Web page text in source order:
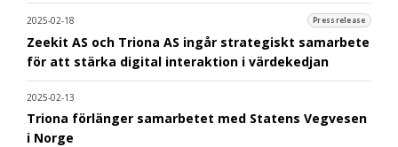
2025-02-18 Pressrelease
Zeekit AS och Triona AS ingår strategiskt samarbete
för att stärka digital interaktion i värdekedjan
2025-02-13
Triona förlänger samarbetet med Statens Vegvesen
i Norge